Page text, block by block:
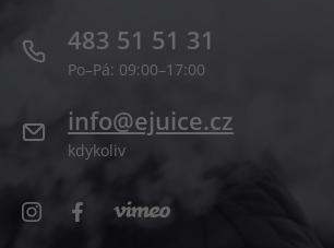
483 51 51 31
Po–Pá: 09:00–17:00
info@ejuice.cz
kdykoliv